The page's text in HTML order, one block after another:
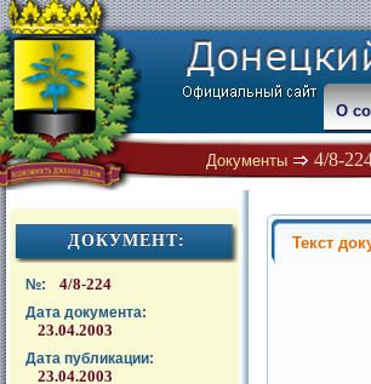
Документы 4/8-
О
ДОКУМЕНТ:
№: 4/8-224
Дата документа:
23.04.2003
Дата публикации:
23.04.2003
Текст